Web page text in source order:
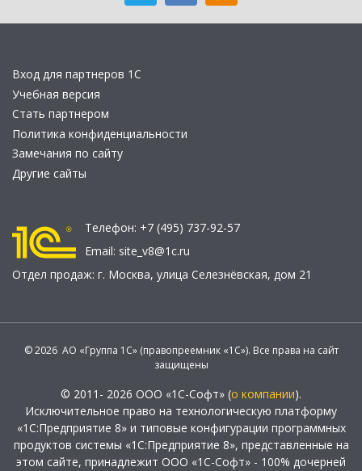
Вход для партнеров 1С
Учебная версия
Стать партнером
Политика конфиденциальности
Замечания по сайту
Другие сайты
Телефон: +7 (495) 737-92-57
Email: site_v8@1c.ru
Отдел продаж: г. Москва, улица Селезнёвская, дом 21
© 2026 АО «Группа 1С» (правопреемник «1С»). Все права на сайт
защищены
© 2011- 2026 ООО «1С-Софт» (о компании).
Исключительное право на технологическую платформу
«1С:Предприятие 8» и типовые конфигурации программных
продуктов системы «1С:Предприятие 8», представленные на
этом сайте, принадлежит ООО «1С-Софт» - 100% дочерней